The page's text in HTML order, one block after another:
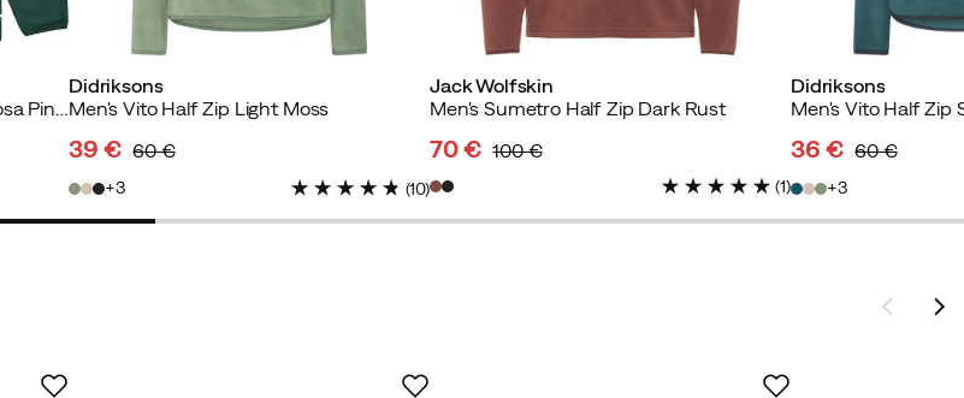
Men's Arcca 1/4 Fleece C Ponderosa Pine Black
Didriksons
Men's Vito Half Zip Light Moss
price
39 €
price
60 €
3 (10)
Jack Wolfskin
Men's Sumetro Half Zip Dark Rust
discounted
price
70 €
original
price
100 €
(1)
Didriksons
Men's Vito Half Zip
price
36 €
price
60 €
3